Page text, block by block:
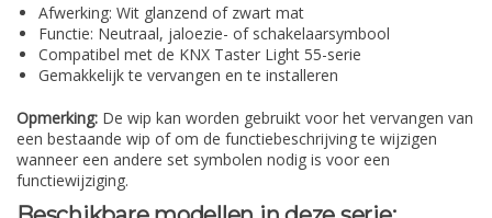
Afwerking: Wit glanzend of zwart mat
Functie: Neutraal, jaloezie- of schakelaarsymbool
Compatibel met de KNX Taster Light 55-serie
Gemakkelijk te vervangen en te installeren
Opmerking: De wip kan worden gebruikt voor het vervangen van
een bestaande wip of om de functiebeschrijving te wijzigen
wanneer een andere set symbolen nodig is voor een
functiewijziging.